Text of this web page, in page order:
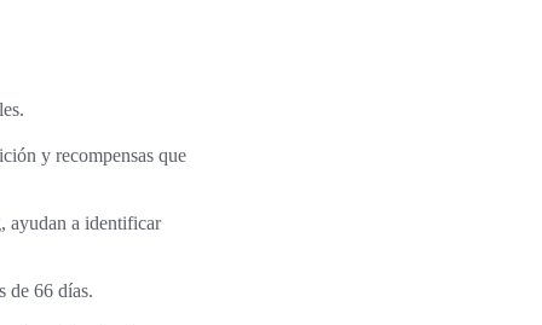
y recompensas que
ayudan a identificar
de 66 días.